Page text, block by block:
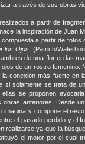
a través de sus obras
a partir de
la inspiración de Juan
a partir de fotos
los Ojos”(Patrich/
de una flor en las
de un rostro
conexión más fuerte en
si solamente se trata de
se proponen
anteriores. Desde
imagina y compone el
el pasado perdido y el
realizarse ya que la
el motor por el cual